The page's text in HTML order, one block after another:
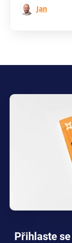
Jan
Přihlaste